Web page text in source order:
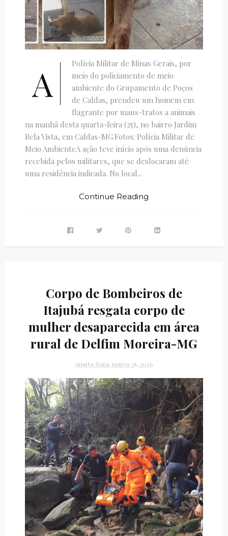
A
Polícia Militar de Minas Gerais, por
meio do policiamento de meio
ambiente do Grupamento de Poços
de Caldas, prendeu um homem em
flagrante por maus-tratos a animais
na manhã desta quarta-feira (25), no bairro Jardim
Bela Vista, em Caldas-MG.Fotos: Polícia Militar de
Meio AmbienteA ação teve início após uma denúncia
recebida pelos militares, que se deslocaram até
uma residência indicada. No local...
Continue Reading
Corpo de Bombeiros de
Itajubá resgata corpo de
mulher desaparecida em área
rural de Delfim Moreira-MG
quarta-feira, março 25, 2026